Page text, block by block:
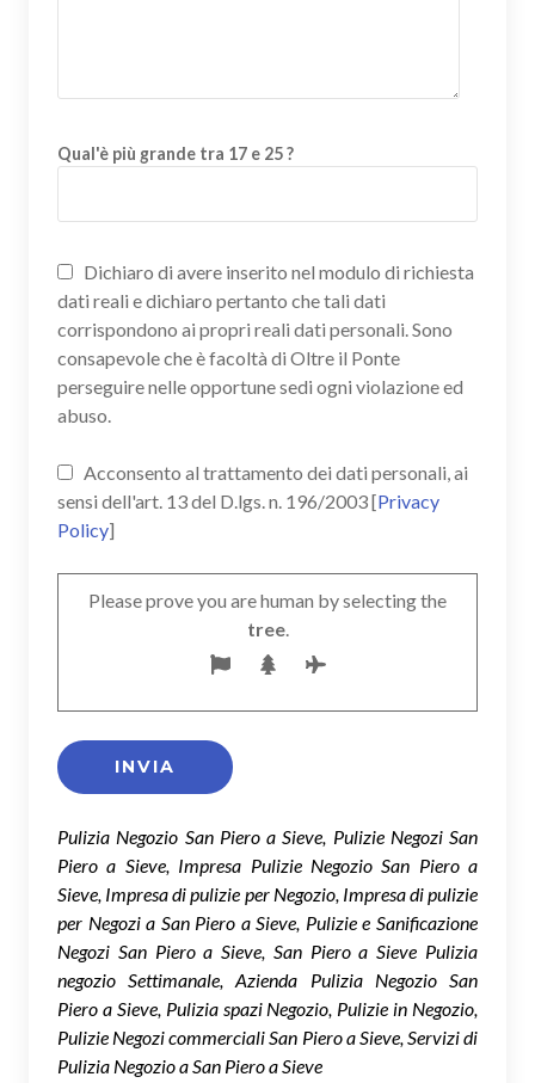
Qual'è più grande tra 17 e 25 ?
Dichiaro di avere inserito nel modulo di richiesta
dati reali e dichiaro pertanto che tali dati
corrispondono ai propri reali dati personali. Sono
consapevole che è facoltà di Oltre il Ponte
perseguire nelle opportune sedi ogni violazione ed
abuso.
Acconsento al trattamento dei dati personali, ai
sensi dell'art. 13 del D.lgs. n. 196/2003 [Privacy
Policy]
Please prove you are human by selecting the
tree.
Pulizia Negozio San Piero a Sieve, Pulizie Negozi San
Piero a Sieve, Impresa Pulizie Negozio San Piero a
Sieve, Impresa di pulizie per Negozio, Impresa di pulizie
per Negozi a San Piero a Sieve, Pulizie e Sanificazione
Negozi San Piero a Sieve, San Piero a Sieve Pulizia
negozio Settimanale, Azienda Pulizia Negozio San
Piero a Sieve, Pulizia spazi Negozio, Pulizie in Negozio,
Pulizie Negozi commerciali San Piero a Sieve, Servizi di
Pulizia Negozio a San Piero a Sieve